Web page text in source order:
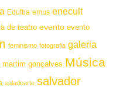
Edufba emus enecult
de teatro evento evento
feminismo fotografia galeria
martim gonçalves Música
saladearte salvador